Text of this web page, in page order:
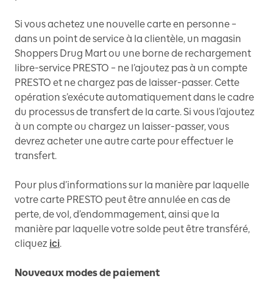
Si vous achetez une nouvelle carte en personne –
dans un point de service à la clientèle, un magasin
Shoppers Drug Mart ou une borne de rechargement
libre-service PRESTO – ne l’ajoutez pas à un compte
PRESTO et ne chargez pas de laisser-passer. Cette
opération s’exécute automatiquement dans le cadre
du processus de transfert de la carte. Si vous l’ajoutez
à un compte ou chargez un laisser-passer, vous
devrez acheter une autre carte pour effectuer le
transfert.
Pour plus d’informations sur la manière par laquelle
votre carte PRESTO peut être annulée en cas de
perte, de vol, d’endommagement, ainsi que la
manière par laquelle votre solde peut être transféré,
cliquez ici.
Nouveaux modes de paiement